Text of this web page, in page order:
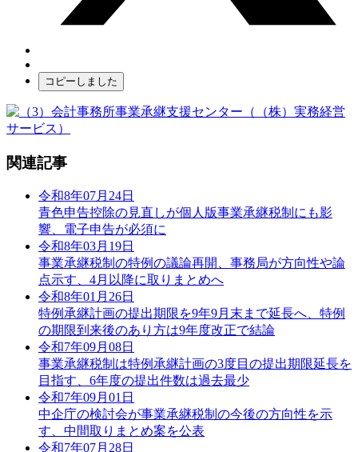
コピーしました
関連記事
令和8年07月24日
青色申告控除の見直しが個人版事業承継税制にも影
響、電子申告が必須に
令和8年03月19日
事業承継税制の特例の議論再開、事務局が方向性や論
点示す、4月以降に取りまとめへ
令和8年01月26日
特例承継計画の提出期限を9年9月末まで延長へ、特例
の期限到来後のあり方は9年度改正で結論
令和7年09月08日
事業承継税制は特例承継計画の3度目の提出期限延長を
目指す、6年度の提出件数は過去最少
令和7年09月01日
中企庁の検討会が事業承継税制の今後の方向性を示
す、中間取りまとめ案を公表
令和7年07月28日